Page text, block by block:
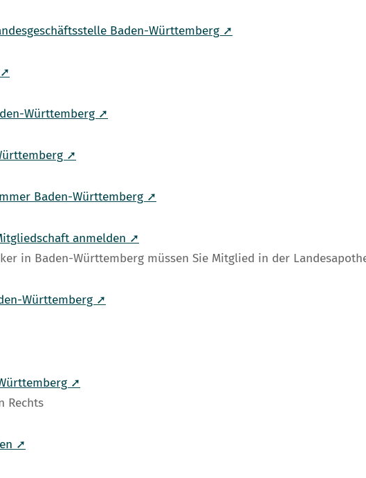
Baden-Württemberg ➚
Württemberg ➚
➚
Baden-Württemberg ➚
anmelden ➚
in Baden-Württemberg müssen Sie Mitglied in der
Württemberg ➚
➚
Rechts
➚